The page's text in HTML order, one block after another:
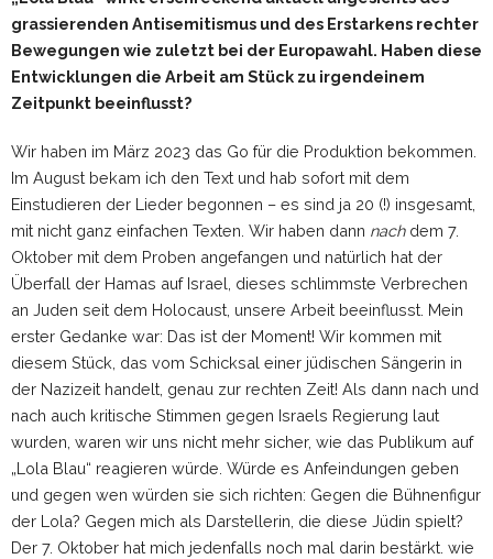
grassierenden Antisemitismus und des Erstarkens rechter
Bewegungen wie zuletzt bei der Europawahl. Haben diese
Entwicklungen die Arbeit am Stück zu irgendeinem
Zeitpunkt beeinflusst?
Wir haben im März 2023 das Go für die Produktion bekommen.
Im August bekam ich den Text und hab sofort mit dem
Einstudieren der Lieder begonnen – es sind ja 20 (!) insgesamt,
mit nicht ganz einfachen Texten. Wir haben dann nach dem 7.
Oktober mit dem Proben angefangen und natürlich hat der
Überfall der Hamas auf Israel, dieses schlimmste Verbrechen
an Juden seit dem Holocaust, unsere Arbeit beeinflusst. Mein
erster Gedanke war: Das ist der Moment! Wir kommen mit
diesem Stück, das vom Schicksal einer jüdischen Sängerin in
der Nazizeit handelt, genau zur rechten Zeit! Als dann nach und
nach auch kritische Stimmen gegen Israels Regierung laut
wurden, waren wir uns nicht mehr sicher, wie das Publikum auf
„Lola Blau“ reagieren würde. Würde es Anfeindungen geben
und gegen wen würden sie sich richten: Gegen die Bühnenfigur
der Lola? Gegen mich als Darstellerin, die diese Jüdin spielt?
Der 7. Oktober hat mich jedenfalls noch mal darin bestärkt. wie